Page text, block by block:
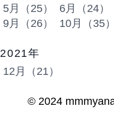
5月（25）
6月（24）
9月（26）
10月（35）
2021年
12月（21）
© 2024